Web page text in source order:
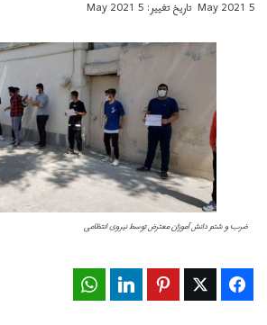
5 May 2021 تاریخ تغییر: 5 May 2021
ضرب و شتم دانش آموزان معترض توسط نیروی انتظامی
Facebook
Twitter
Pinterest
LinkedIn